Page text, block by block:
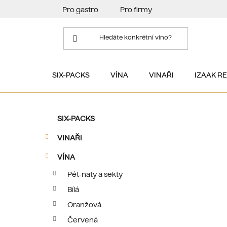
Pro gastro Pro firmy
SIX-PACKS VÍNA VINAŘI IZAAK
s
t
Přeskočit
g
SIX-PACKS
VINAŘI
VÍNA
Pét-naty a sekty
Bílá
Oranžová
Červená